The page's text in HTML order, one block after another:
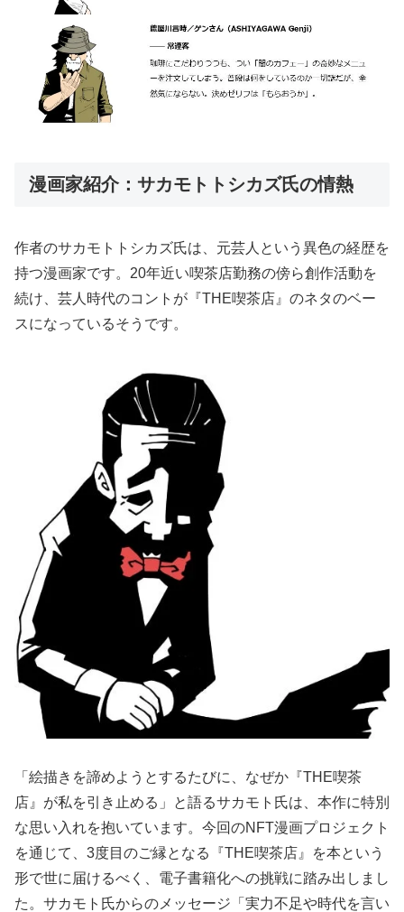
漫画家紹介：サカモトトシカズ氏の情熱
作者のサカモトトシカズ氏は、元芸人という異色の経歴を
持つ漫画家です。20年近い喫茶店勤務の傍ら創作活動を
続け、芸人時代のコントが『THE喫茶店』のネタのベー
スになっているそうです。
「絵描きを諦めようとするたびに、なぜか『THE喫茶
店』が私を引き止める」と語るサカモト氏は、本作に特別
な思い入れを抱いています。今回のNFT漫画プロジェクト
を通じて、3度目のご縁となる『THE喫茶店』を本という
形で世に届けるべく、電子書籍化への挑戦に踏み出しまし
た。サカモト氏からのメッセージ「実力不足や時代を言い